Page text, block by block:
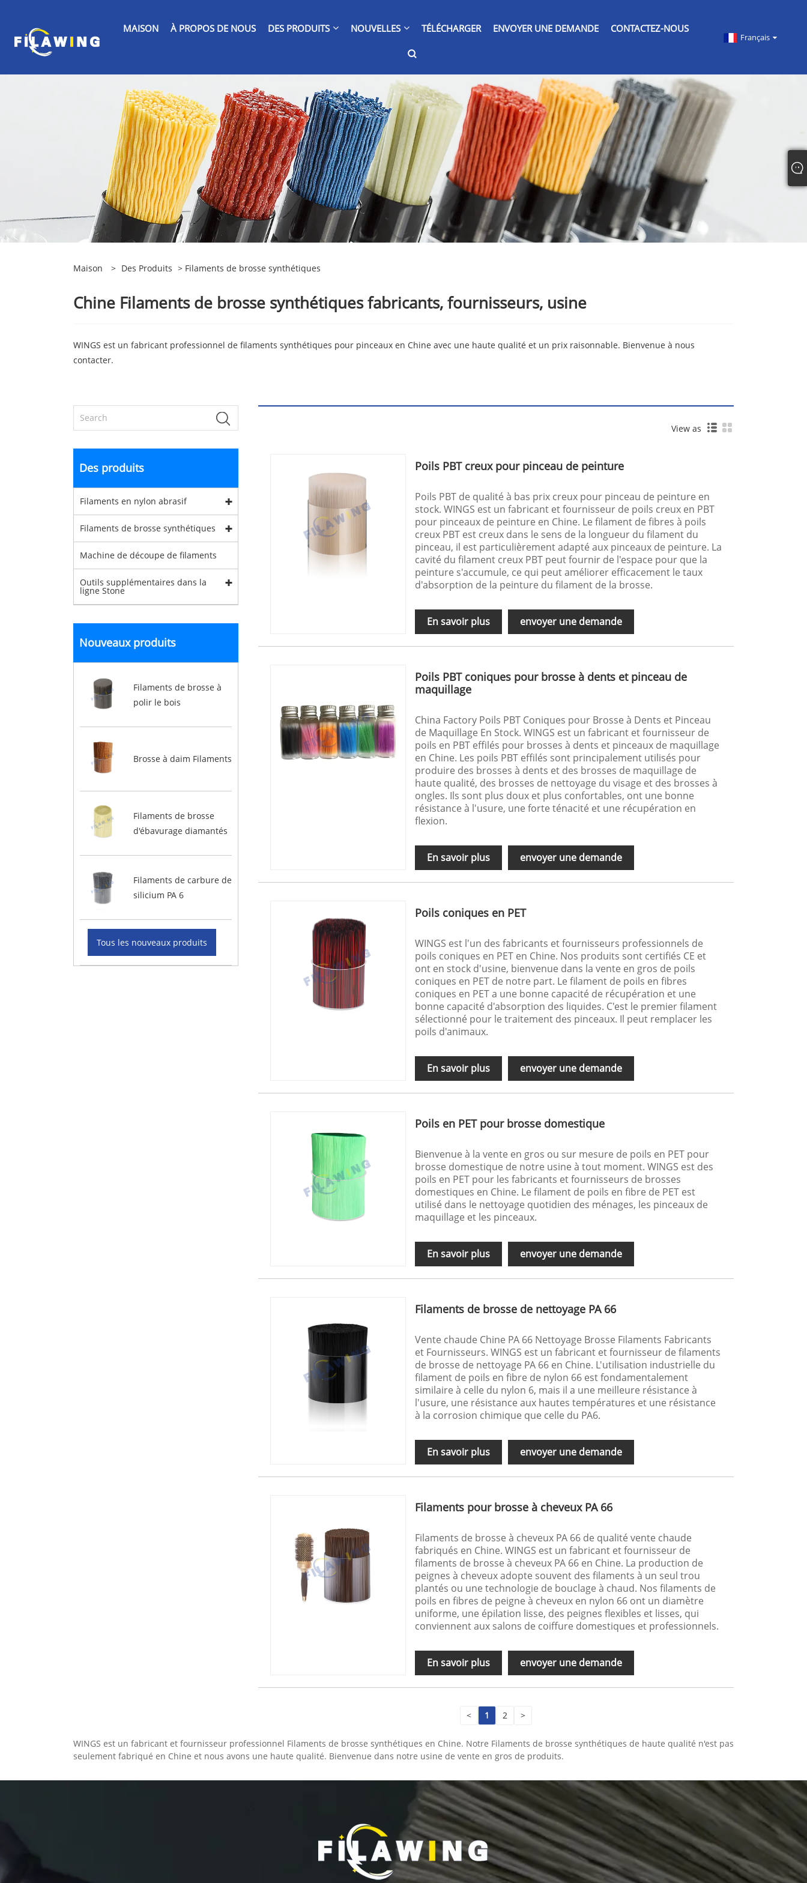
MAISON À PROPOS DE NOUS DES PRODUITS NOUVELLES TÉLÉCHARGER ENVOYER UNE DEMANDE CONTACTEZ-NOUS
Français
Maison > Des Produits > Filaments de brosse synthétiques
Chine Filaments de brosse synthétiques fabricants, fournisseurs, usine
WINGS est un fabricant professionnel de filaments synthétiques pour pinceaux en Chine avec une haute qualité et un prix raisonnable. Bienvenue à nous
contacter.
Des produits
Filaments en nylon abrasif
Filaments de brosse synthétiques
Machine de découpe de filaments
Outils supplémentaires dans la
ligne Stone
Nouveaux produits
Filaments de brosse à
polir le bois
Brosse à daim Filaments
Filaments de brosse
d'ébavurage diamantés
Filaments de carbure de
silicium PA 6
Tous les nouveaux produits
View as
Poils PBT creux pour pinceau de peinture
Poils PBT de qualité à bas prix creux pour pinceau de peinture en
stock. WINGS est un fabricant et fournisseur de poils creux en PBT
pour pinceaux de peinture en Chine. Le filament de fibres à poils
creux PBT est creux dans le sens de la longueur du filament du
pinceau, il est particulièrement adapté aux pinceaux de peinture. La
cavité du filament creux PBT peut fournir de l'espace pour que la
peinture s'accumule, ce qui peut améliorer efficacement le taux
d'absorption de la peinture du filament de la brosse.
En savoir plus envoyer une demande
Poils PBT coniques pour brosse à dents et pinceau de
maquillage
China Factory Poils PBT Coniques pour Brosse à Dents et Pinceau
de Maquillage En Stock. WINGS est un fabricant et fournisseur de
poils en PBT effilés pour brosses à dents et pinceaux de maquillage
en Chine. Les poils PBT effilés sont principalement utilisés pour
produire des brosses à dents et des brosses de maquillage de
haute qualité, des brosses de nettoyage du visage et des brosses à
ongles. Ils sont plus doux et plus confortables, ont une bonne
résistance à l'usure, une forte ténacité et une récupération en
flexion.
En savoir plus envoyer une demande
Poils coniques en PET
WINGS est l'un des fabricants et fournisseurs professionnels de
poils coniques en PET en Chine. Nos produits sont certifiés CE et
ont en stock d'usine, bienvenue dans la vente en gros de poils
coniques en PET de notre part. Le filament de poils en fibres
coniques en PET a une bonne capacité de récupération et une
bonne capacité d'absorption des liquides. C'est le premier filament
sélectionné pour le traitement des pinceaux. Il peut remplacer les
poils d'animaux.
En savoir plus envoyer une demande
Poils en PET pour brosse domestique
Bienvenue à la vente en gros ou sur mesure de poils en PET pour
brosse domestique de notre usine à tout moment. WINGS est des
poils en PET pour les fabricants et fournisseurs de brosses
domestiques en Chine. Le filament de poils en fibre de PET est
utilisé dans le nettoyage quotidien des ménages, les pinceaux de
maquillage et les pinceaux.
En savoir plus envoyer une demande
Filaments de brosse de nettoyage PA 66
Vente chaude Chine PA 66 Nettoyage Brosse Filaments Fabricants
et Fournisseurs. WINGS est un fabricant et fournisseur de filaments
de brosse de nettoyage PA 66 en Chine. L'utilisation industrielle du
filament de poils en fibre de nylon 66 est fondamentalement
similaire à celle du nylon 6, mais il a une meilleure résistance à
l'usure, une résistance aux hautes températures et une résistance
à la corrosion chimique que celle du PA6.
En savoir plus envoyer une demande
Filaments pour brosse à cheveux PA 66
Filaments de brosse à cheveux PA 66 de qualité vente chaude
fabriqués en Chine. WINGS est un fabricant et fournisseur de
filaments de brosse à cheveux PA 66 en Chine. La production de
peignes à cheveux adopte souvent des filaments à un seul trou
plantés ou une technologie de bouclage à chaud. Nos filaments de
poils en fibres de peigne à cheveux en nylon 66 ont un diamètre
uniforme, une épilation lisse, des peignes flexibles et lisses, qui
conviennent aux salons de coiffure domestiques et professionnels.
En savoir plus envoyer une demande
< 1 2 >
WINGS est un fabricant et fournisseur professionnel Filaments de brosse synthétiques en Chine. Notre Filaments de brosse synthétiques de haute qualité n'est pas
seulement fabriqué en Chine et nous avons une haute qualité. Bienvenue dans notre usine de vente en gros de produits.